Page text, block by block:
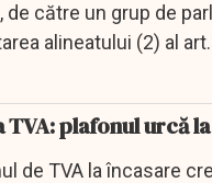
către un grup de
alineatului (2) al
plafonul urcă
de TVA la încasare